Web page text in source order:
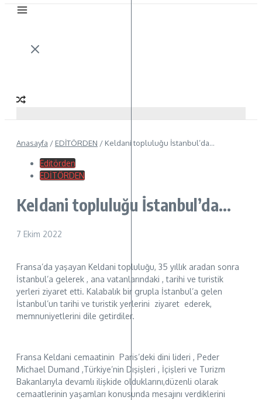
Anasayfa / EDİTÖRDEN / Keldani topluluğu İstanbul’da…
Editörden
EDİTÖRDEN
Keldani topluluğu İstanbul’da…
7 Ekim 2022
Fransa’da yaşayan Keldani topluluğu, 35 yıllık aradan sonra
İstanbul’a gelerek , ana vatanlarındaki , tarihi ve turistik
yerleri ziyaret etti. Kalabalık bir grupla İstanbul’a gelen
İstanbul’un tarihi ve turistik yerlerini ziyaret ederek,
memnuniyetlerini dile getirdiler.
Fransa Keldani cemaatinin Paris’deki dini lideri , Peder
Michael Dumand ,Türkiye’nin Dışişleri , İçişleri ve Turizm
Bakanlarıyla devamlı ilişkide olduklarını,düzenli olarak
cemaatlerinin yaşamları konusunda mesajını verdiklerini